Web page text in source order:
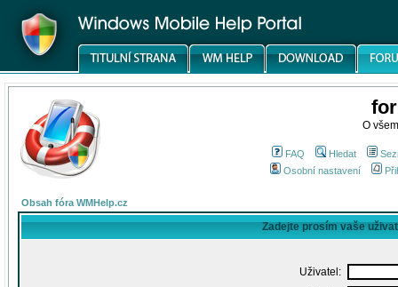
O
FAQ Hledat
Osobní nastavení
Obsah fóra WMHelp.cz
Zadejte prosím vaše
Uživatel: